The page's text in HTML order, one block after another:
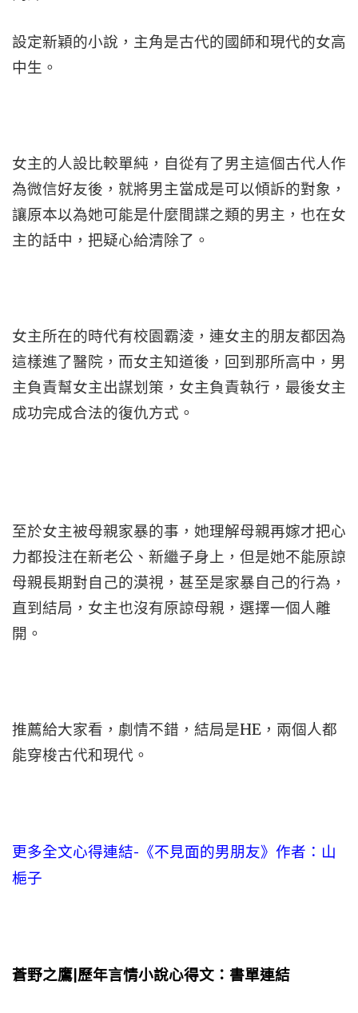
設定新穎的小說，主角是古代的國師和現代的女高
中生。
女主的人設比較單純，自從有了男主這個古代人作
為微信好友後，就將男主當成是可以傾訴的對象，
讓原本以為她可能是什麼間諜之類的男主，也在女
主的話中，把疑心給清除了。
女主所在的時代有校園霸淩，連女主的朋友都因為
這樣進了醫院，而女主知道後，回到那所高中，男
主負責幫女主出謀划策，女主負責執行，最後女主
成功完成合法的復仇方式。
至於女主被母親家暴的事，她理解母親再嫁才把心
力都投注在新老公、新繼子身上，但是她不能原諒
母親長期對自己的漠視，甚至是家暴自己的行為，
直到結局，女主也沒有原諒母親，選擇一個人離
開。
推薦給大家看，劇情不錯，結局是HE，兩個人都
能穿梭古代和現代。
更多全文心得連結-《不見面的男朋友》作者：山
梔子
蒼野之鷹|歷年言情小說心得文：書單連結